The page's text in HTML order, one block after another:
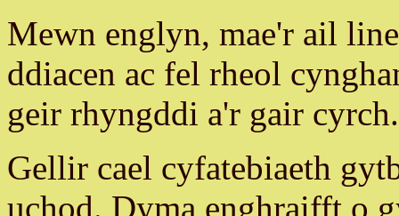
Mewn englyn, mae'r ail
ddiacen ac fel rheol
geir rhyngddi a'r gair cyrch.
Gellir cael cyfatebiaeth
uchod. Dyma enghraifft o